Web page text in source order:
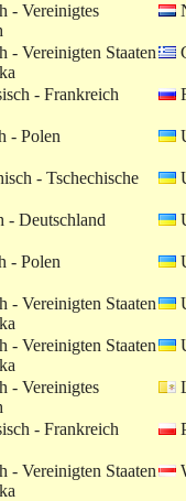
- Vereinigtes
- Vereinigten Staaten
- Frankreich
- Polen
- Tschechische
- Deutschland
- Polen
- Vereinigten Staaten
- Vereinigten Staaten
- Vereinigtes
- Frankreich
- Vereinigten Staaten